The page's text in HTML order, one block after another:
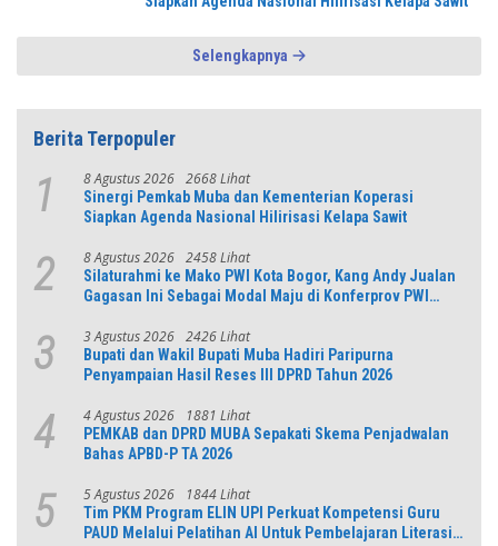
Selengkapnya
Berita Terpopuler
1 8 Agustus 2026 2668 Lihat
Sinergi Pemkab Muba dan Kementerian Koperasi
Siapkan Agenda Nasional Hilirisasi Kelapa Sawit
2 8 Agustus 2026 2458 Lihat
Silaturahmi ke Mako PWI Kota Bogor, Kang Andy Jualan
Gagasan Ini Sebagai Modal Maju di Konferprov PWI
3 3 Agustus 2026 2426 Lihat
Bupati dan Wakil Bupati Muba Hadiri Paripurna
Penyampaian Hasil Reses III DPRD Tahun 2026
4 4 Agustus 2026 1881 Lihat
PEMKAB dan DPRD MUBA Sepakati Skema Penjadwalan
Bahas APBD-P TA 2026
5 5 Agustus 2026 1844 Lihat
Tim PKM Program ELIN UPI Perkuat Kompetensi Guru
PAUD Melalui Pelatihan AI Untuk Pembelajaran Literasi